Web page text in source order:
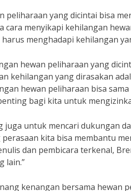
peliharaan yang dicintai bisa
cara menyikapi kehilangan
menghadapi kehilangan
hewan peliharaan yang
kehilangan yang dirasakan
hewan peliharaan bisa
bagi kita untuk
juga untuk mencari dukungan
kita bisa membantu
dan pembicara terkenal,
lain.”
kenangan bersama hewan